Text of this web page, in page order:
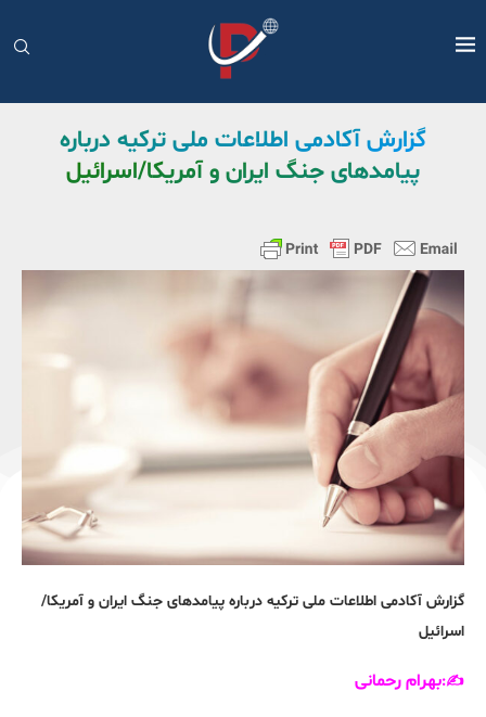
گزارش آکادمی اطلاعات ملی ترکیه درباره
پیامدهای جنگ ایران و آمریکا/اسرائیل
گزارش آکادمی اطلاعات ملی ترکیه درباره پیامدهای جنگ ایران و آمریکا/
اسرائیل
✍️
:بهرامرحمانی